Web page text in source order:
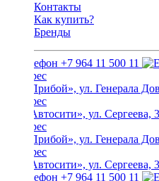
Контакты
Как купить?
Бренды
+7 964 11 500 11
ТЦ «Прибой», ул. Генерала
ТЦ «Автосити», ул. Сергеева,
ТЦ «Прибой», ул. Генерала
ТЦ «Автосити», ул. Сергеева,
+7 964 11 500 11